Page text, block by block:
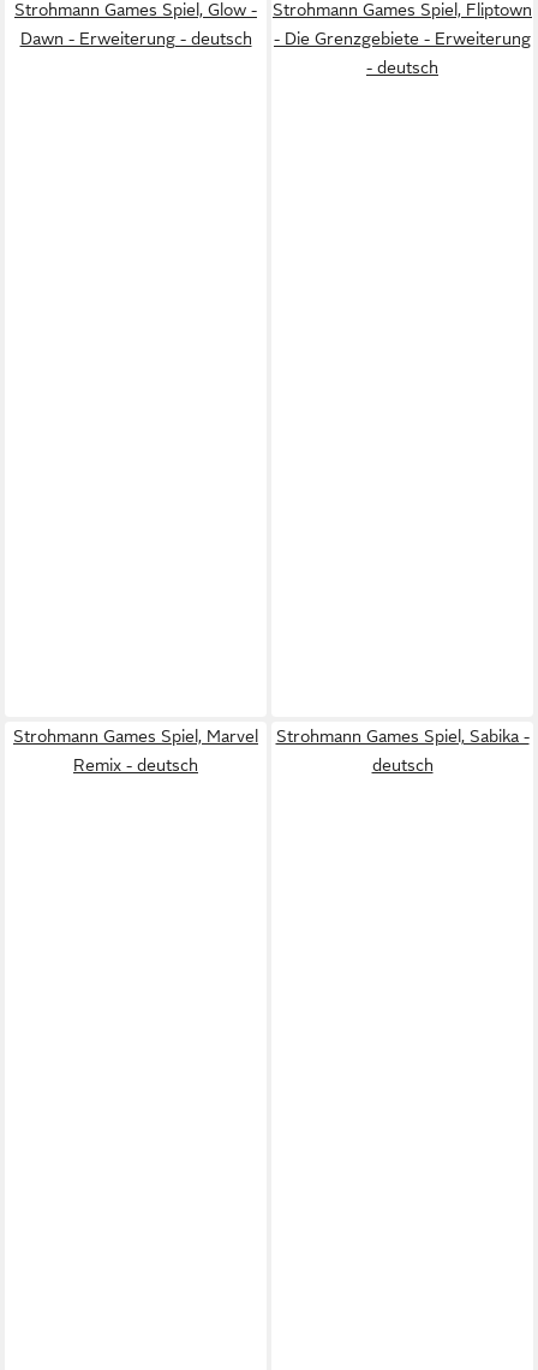
Strohmann Games Spiel, Glow -
Dawn - Erweiterung - deutsch
Strohmann Games Spiel, Fliptown
- Die Grenzgebiete - Erweiterung
- deutsch
Strohmann Games Spiel, Marvel
Remix - deutsch
Strohmann Games Spiel, Sabika -
deutsch